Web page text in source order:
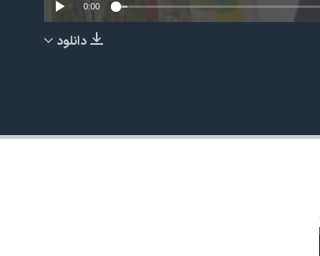
EMBED
0:00
دانلود